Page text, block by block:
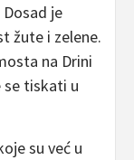
je
žute i zelene.
na Drini
se tiskati u
su već u